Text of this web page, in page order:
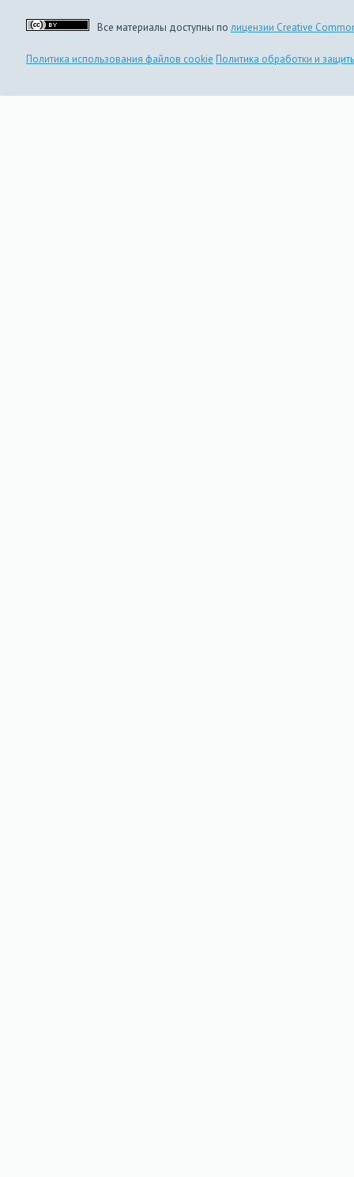
Все материалы доступны по лицензии Creative
Политика использования файлов cookie Политика обработки и